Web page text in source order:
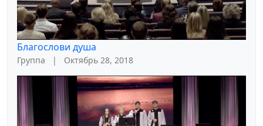
Благослови душа
Группа | Октябрь 28, 2018